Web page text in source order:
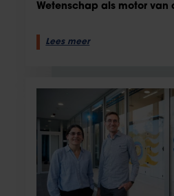
Wetenschap als motor van
Lees meer